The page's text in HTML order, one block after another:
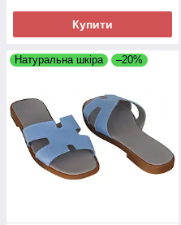
Купити
Натуральна шкіра –20%